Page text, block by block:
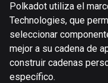
Polkadot utiliza el
Technologies, que
seleccionar
mejor a su cadena de
construir cadenas
específico.